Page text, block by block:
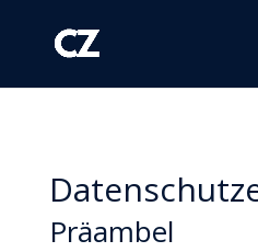
Präambel